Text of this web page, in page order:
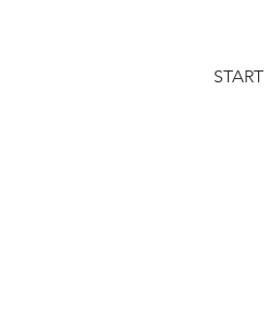
START